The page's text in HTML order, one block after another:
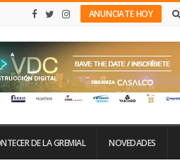
ANUNCIATE HOY
DE LA GREMIAL NOVEDADES